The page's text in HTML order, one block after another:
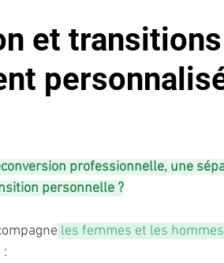
ESPACE NATURE POLE
et
professionnelle, une
personnelle ?
les femmes et les hommes
: